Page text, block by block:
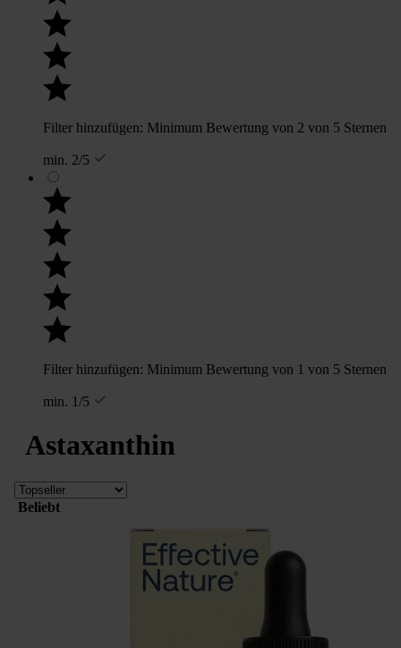
Filter hinzufügen: Minimum Bewertung von 2 von 5 Sternen
min. 2/5
Filter hinzufügen: Minimum Bewertung von 1 von 5 Sternen
min. 1/5
Astaxanthin
Beliebt